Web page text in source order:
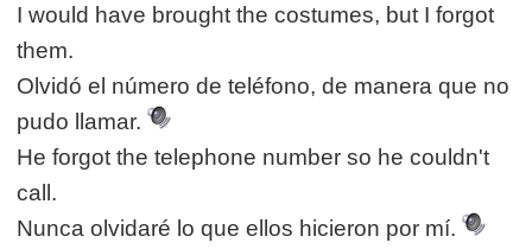
I would have brought the costumes, but I forgot
them.
Olvidó el número de teléfono, de manera que no
pudo llamar.
He forgot the telephone number so he couldn't
call.
Nunca olvidaré lo que ellos hicieron por mí.